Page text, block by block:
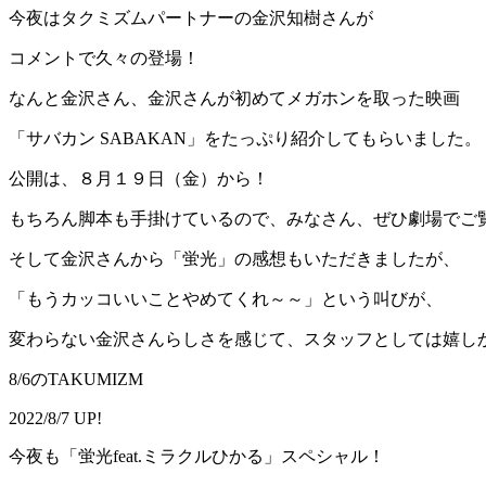
今夜はタクミズムパートナーの金沢知樹さんが
コメントで久々の登場！
なんと金沢さん、金沢さんが初めてメガホンを取った映画
「サバカン SABAKAN」をたっぷり紹介してもらいました。
公開は、８月１９日（金）から！
もちろん脚本も手掛けているので、みなさん、ぜひ劇場でご
そして金沢さんから「蛍光」の感想もいただきましたが、
「もうカッコいいことやめてくれ～～」という叫びが、
変わらない金沢さんらしさを感じて、スタッフとしては嬉し
8/6のTAKUMIZM
2022/8/7 UP!
今夜も「蛍光feat.ミラクルひかる」スペシャル！